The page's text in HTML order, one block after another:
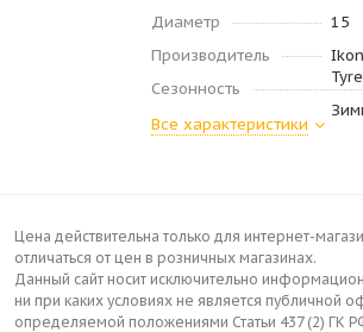
Диаметр
15
Производитель
Сезонность
Все характеристики
Цена действительна только для интернет-
отличаться от цен в розничных магазинах.
Данный сайт носит исключительно
ни при каких условиях не является публичной
определяемой положениями Статьи 437 (2) ГК